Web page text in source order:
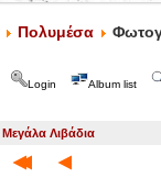
Πολυμέσα
Login Album list
Μεγάλα Λιβάδια